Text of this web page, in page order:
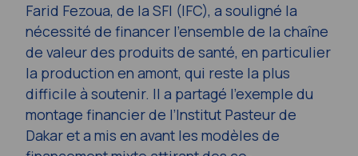
Farid Fezoua, de la SFI (IFC), a souligné la
nécessité de financer l’ensemble de la chaîne
de valeur des produits de santé, en particulier
la production en amont, qui reste la plus
difficile à soutenir. Il a partagé l’exemple du
montage financier de l’Institut Pasteur de
Dakar et a mis en avant les modèles de